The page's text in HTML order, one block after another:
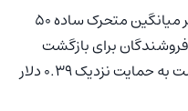
در مقابل، اگر قیمت کاهش یابد و زیر میانگین متحرک ساده 50
برای بازگشت
است. در این حالت، استلار ممکن است به حمایت نزدیک 0.39 دلار